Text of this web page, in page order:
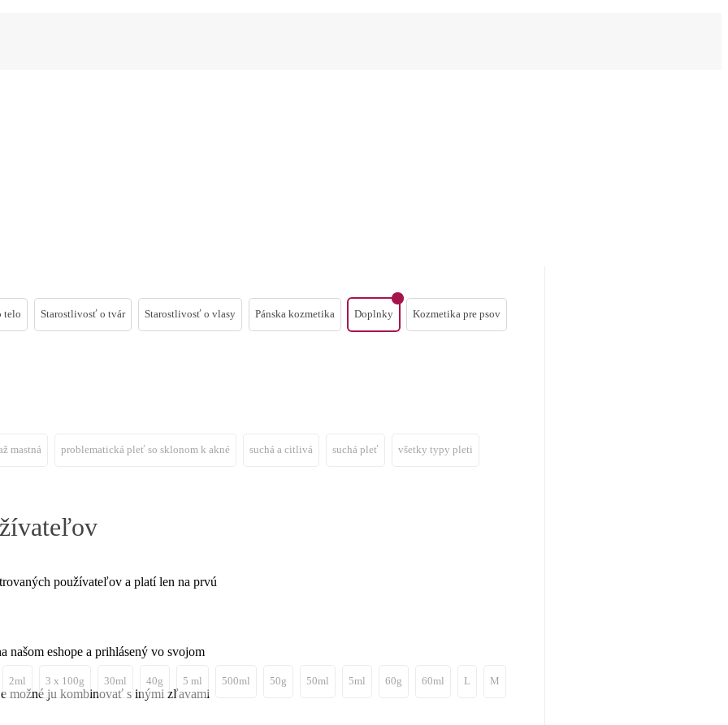
používateľov a platí len na prvú
eshope a prihlásený vo svojom
možné ju kombinovať s inými zľavami
telo Starostlivosť o tvár Starostlivosť o vlasy Pánska kozmetika Doplnky Kozmetika pre psov
mastná problematická pleť so sklonom k akné suchá a citlivá suchá pleť všetky typy pleti
2ml 3 x 100g 30ml 40g 5 ml 500ml 50g 50ml 5ml 60g 60ml L M